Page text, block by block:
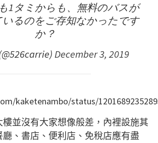
1タミからも、無料のバスが
いるのをご存知なかったです
か？
December 3, 2019
kaketenambo/status/
並沒有大家想像般差，內裡設施其
、書店、便利店、免稅店應有盡